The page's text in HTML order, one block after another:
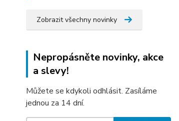
Zobrazit všechny novinky
Nepropásněte novinky, akce
a slevy!
Můžete se kdykoli odhlásit. Zasíláme
jednou za 14 dní.